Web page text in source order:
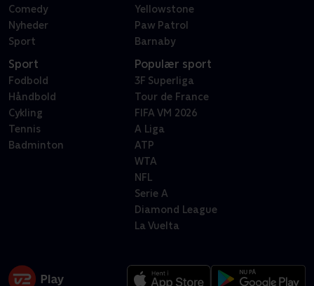
Comedy
Nyheder
Sport
Yellowstone
Paw Patrol
Barnaby
Sport
Fodbold
Håndbold
Cykling
Tennis
Badminton
Populær sport
3F Superliga
Tour de France
FIFA VM 2026
A Liga
ATP
WTA
NFL
Serie A
Diamond League
La Vuelta